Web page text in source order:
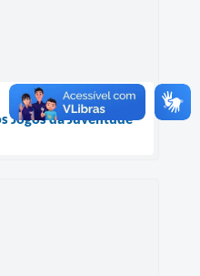
Jogos da Juventude